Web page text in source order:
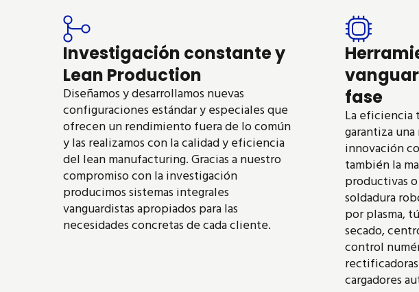
Investigación constante y
Lean Production
Diseñamos y desarrollamos nuevas
configuraciones estándar y especiales que
ofrecen un rendimiento fuera de lo común
y las realizamos con la calidad y eficiencia
del lean manufacturing. Gracias a nuestro
compromiso con la investigación
producimos sistemas integrales
vanguardistas apropiados para las
necesidades concretas de cada cliente.
fase
La eficiencia
garantiza
innovación
también la
productivas
soldadura
por plasma,
secado,
control
cargadores